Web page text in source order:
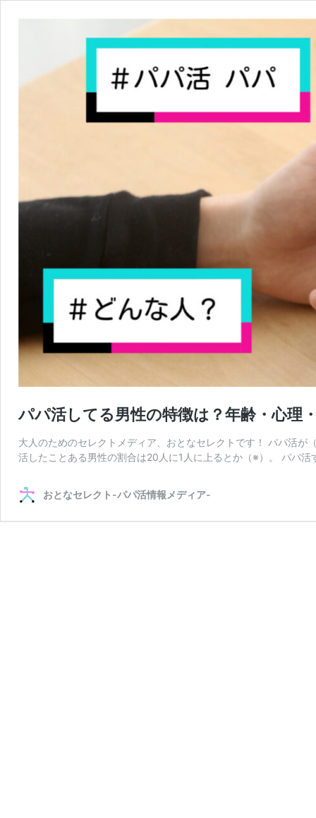
パパ活してる男性の特徴は？年齢・心理
大人のためのセレクトメディア、おとなセレクトです！ パパ活
活したことある男性の割合は20人に1人に上るとか（※）。 パパ
おとなセレクト-パパ活情報メディア-